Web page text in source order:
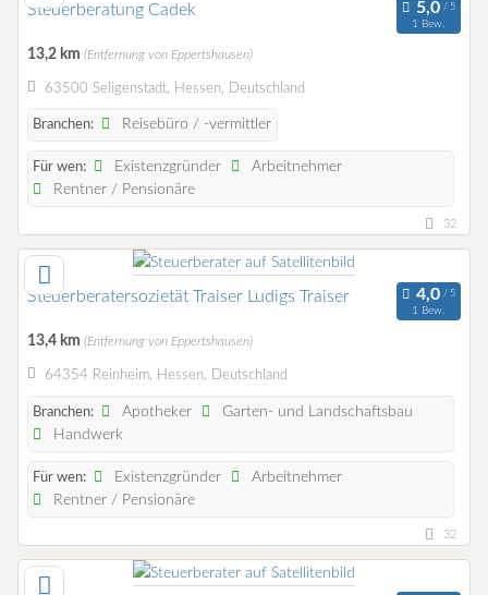
Steuerberatung Cadek
1 Bew.
13,2 km (Entfernung von Eppertshausen)
63500 Seligenstadt, Hessen, Deutschland
Branchen: Reisebüro / -vermittler
Für wen: Existenzgründer
Arbeitnehmer
Rentner / Pensionäre
32
Steuerberatersozietät Traiser Ludigs Traiser
1 Bew.
13,4 km (Entfernung von Eppertshausen)
64354 Reinheim, Hessen, Deutschland
Branchen: Apotheker
Garten- und Landschaftsbau
Handwerk
Für wen: Existenzgründer
Arbeitnehmer
Rentner / Pensionäre
32